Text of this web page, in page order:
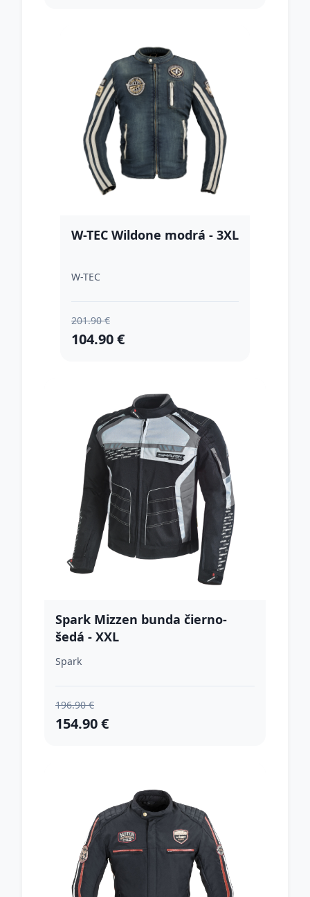
W-TEC Wildone modrá - 3XL
W-TEC
201.90 €
104.90 €
Spark Mizzen bunda čierno-
šedá - XXL
Spark
196.90 €
154.90 €